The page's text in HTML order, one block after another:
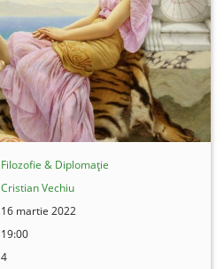
Filozofie & Diplomație
Cristian Vechiu
16 martie 2022
19:00
4